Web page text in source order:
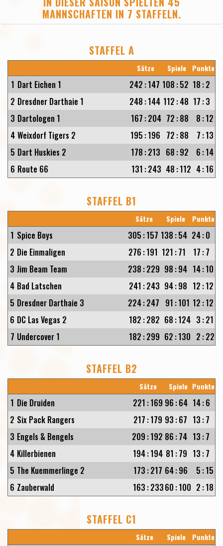
MANNSCHAFTEN IN 7 STAFFELN.
STAFFEL A
Sätze Spiele Punkte
1 Dart Eichen 1 242 :147 108 :52 18 :2
2 Dresdner Darthaie 1 248 :144 112 :48 17 :3
3 Dartologen 1 167 :204 72 :88 8 :12
4 Weixdorf Tigers 2 195 :196 72 :88 7 :13
5 Dart Huskies 2 178 :213 68 :92 6 :14
6 Route 66 131 :243 48 :112 4:16
STAFFEL B1
Sätze Spiele Punkte
1 Spice Boys 305 :157 138 :54 24:0
2 Die Einmaligen 276 :191 121 :71 17 :7
3 Jim Beam Team 238 :229 98 :94 14:10
4 Bad Latschen 241 :243 94:98 12 :12
5 Dresdner Darthaie 3 224:247 91 :101 12 :12
6 DC Las Vegas 2 182 :282 68 :124 3 :21
7 Undercover 1 182 :299 62 :130 2 :22
STAFFEL B2
Sätze Spiele Punkte
1 Die Druiden 221 :169 96 :64 14:6
2 Six Pack Rangers 217 :179 93 :67 13 :7
3 Engels & Bengels 209 :192 86 :74 13 :7
4 Killerbienen 194:194 81 :79 13 :7
5 The Kuemmerlinge 2 173 :217 64:96 5 :15
6 Zauberwald 163 :23360 :100 2 :18
STAFFEL C1
Sätze Spiele Punkte